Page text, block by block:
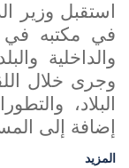
استقبل وزير
في مكتبه في
والداخلية
وجرى خلال
البلاد،
إضافة إلى
المزيد